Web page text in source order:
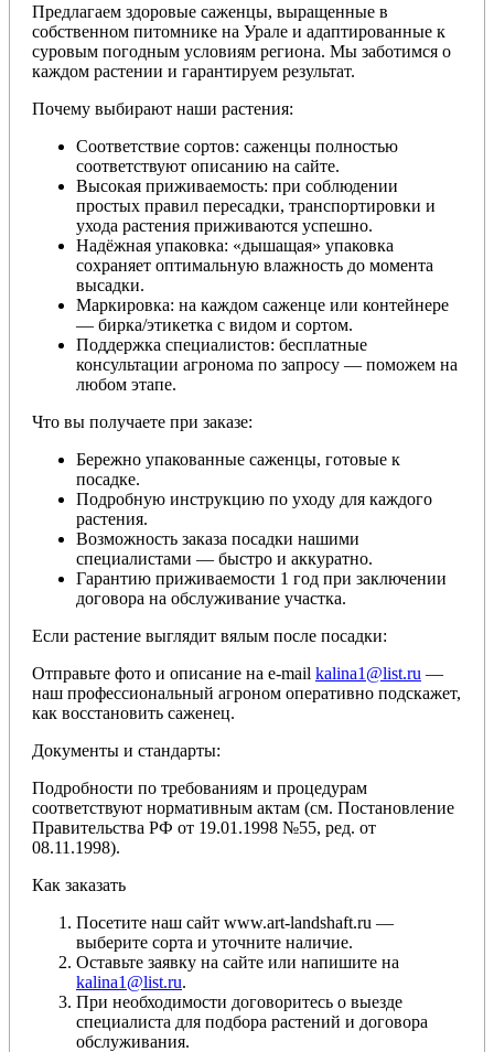
Предлагаем здоровые саженцы, выращенные в
собственном питомнике на Урале и адаптированные к
суровым погодным условиям региона. Мы заботимся о
каждом растении и гарантируем результат.
Почему выбирают наши растения:
Соответствие сортов: саженцы полностью
соответствуют описанию на сайте.
Высокая приживаемость: при соблюдении
простых правил пересадки, транспортировки и
ухода растения приживаются успешно.
Надёжная упаковка: «дышащая» упаковка
сохраняет оптимальную влажность до момента
высадки.
Маркировка: на каждом саженце или контейнере
— бирка/этикетка с видом и сортом.
Поддержка специалистов: бесплатные
консультации агронома по запросу — поможем на
любом этапе.
Что вы получаете при заказе:
Бережно упакованные саженцы, готовые к
посадке.
Подробную инструкцию по уходу для каждого
растения.
Возможность заказа посадки нашими
специалистами — быстро и аккуратно.
Гарантию приживаемости 1 год при заключении
договора на обслуживание участка.
Если растение выглядит вялым после посадки:
Отправьте фото и описание на e-mail kalina1@list.ru —
наш профессиональный агроном оперативно подскажет,
как восстановить саженец.
Документы и стандарты:
Подробности по требованиям и процедурам
соответствуют нормативным актам (см. Постановление
Правительства РФ от 19.01.1998 №55, ред. от
08.11.1998).
Как заказать
Посетите наш сайт www.art-landshaft.ru —
выберите сорта и уточните наличие.
Оставьте заявку на сайте или напишите на
kalina1@list.ru.
При необходимости договоритесь о выезде
специалиста для подбора растений и договора
обслуживания.